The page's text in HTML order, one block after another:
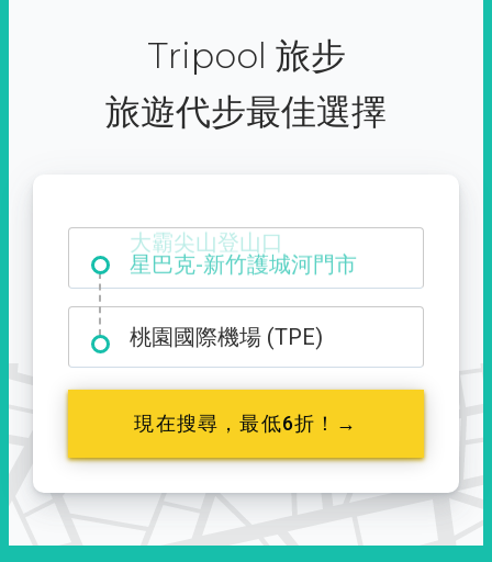
Tripool 旅步
旅遊代步最佳選擇
大霸尖山登山口
桃園國際機場 (TPE)
現在搜尋，最低6折！→